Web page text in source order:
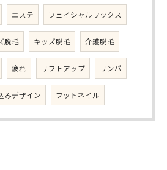
エステ フェイシャルワックス
脱毛 キッズ脱毛 介護脱毛
疲れ リフトアップ リンパ
みデザイン フットネイル